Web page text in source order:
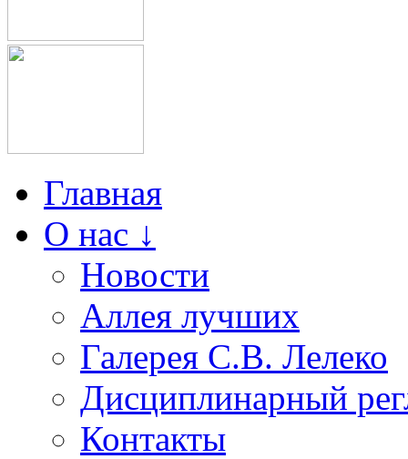
Главная
О нас ↓
Новости
Аллея лучших
Галерея С.В. Лелеко
Дисциплинарный
Контакты